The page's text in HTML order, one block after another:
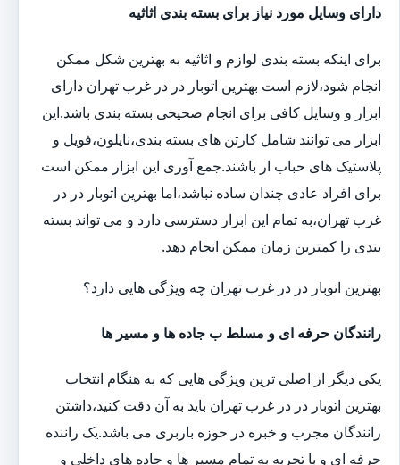
دارای وسایل مورد نیاز برای بسته بندی اثاثیه
برای اینکه بسته بندی لوازم و اثاثیه به بهترین شکل ممکن
انجام شود،لازم است بهترین اتوبار در در غرب تهران دارای
ابزار و وسایل کافی برای انجام صحیحی بسته بندی باشد.این
ابزار می توانند شامل کارتن های بسته بندی،نایلون،فویل و
پلاستیک های حباب ار باشند.جمع آوری این ابزار ممکن است
برای افراد عادی چندان ساده نباشد،اما بهترین اتوبار در در
غرب تهران،به تمام این ابزار دسترسی دارد و می تواند بسته
بندی را کمترین زمان ممکن انجام دهد.
بهترین اتوبار در در غرب تهران چه ویژگی هایی دارد؟
رانندگان حرفه ای و مسلط ب جاده ها و مسیر ها
یکی دیگر از اصلی ترین ویژگی هایی که به هنگام انتخاب
بهترین اتوبار در در غرب تهران باید به آن دقت کنید،داشتن
رانندگان مجرب و خبره در حوزه باربری می باشد.یک راننده
حرفه ای و با تجربه به تمام مسیر ها و جاده های داخلی و